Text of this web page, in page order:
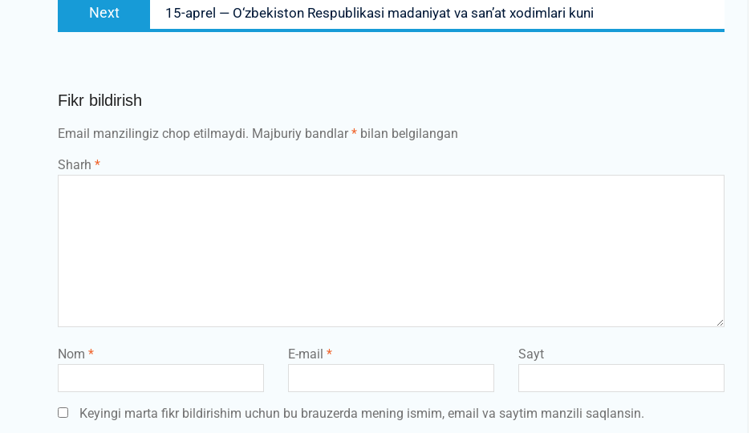
Next
post:
15-aprel — O‘zbekiston Respublikasi madaniyat va san’at xodimlari kuni
Fikr bildirish
Email manzilingiz chop etilmaydi. Majburiy bandlar* bilan belgilangan
Sharh *
Nom * E-mail * Sayt
Keyingi marta fikr bildirishim uchun bu brauzerda mening ismim, email va saytim manzili saqlansin.